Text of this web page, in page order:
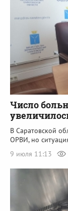
Число
В Саратовской
ОРВИ, но
9 июля 11:13